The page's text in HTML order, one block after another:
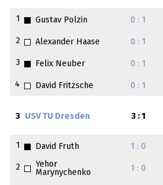
1 Gustav Polzin 0 : 1
2 Alexander Haase 0 : 1
3 Felix Neuber 0 : 1
4
David Fritzsche 0 : 1
3 USV TU Dresden 3 : 1
1 David Fruth 1 : 0
2
Yehor
Marynychenko
1 : 0